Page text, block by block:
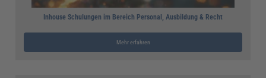
Inhouse Schulungen im Bereich Personal, Ausbildung & Recht
Mehr erfahren